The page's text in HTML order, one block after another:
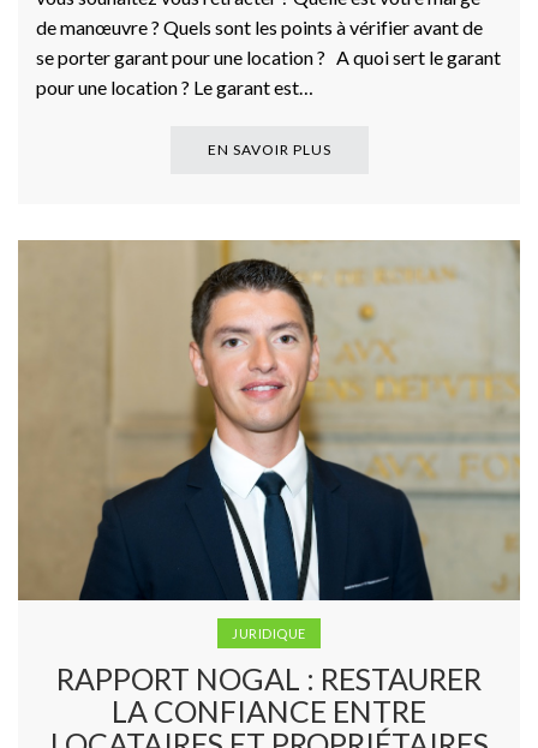
de manœuvre ? Quels sont les points à vérifier avant de
se porter garant pour une location ? A quoi sert le garant
pour une location ? Le garant est…
EN SAVOIR PLUS
JURIDIQUE
RAPPORT NOGAL : RESTAURER
LA CONFIANCE ENTRE